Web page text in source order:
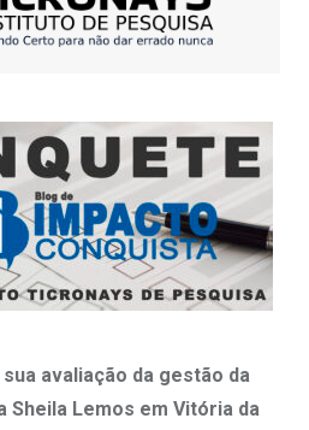
sua avaliação da gestão da
Sheila Lemos em Vitória da